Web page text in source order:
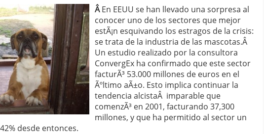
del
ahorro
en
España
05/08/2026
de convenio en pymes: la obligación que muchas empresas
cuando ya es demasiado tarde 20/07/2026
de SIFX: Lo Que Deben Saber los Traders Mexicanos Antes de
29/06/2026
empresa online vs proceso tradicional: ventajas reales para pymes
05/2026
afrontar una baja mÃ©dica cuando trabajas por cuenta propia
05/2026
ÂEn EEUU se han llevado una sorpresa al
conocer uno de los sectores que mejor
estÃ¡n esquivando los estragos de la crisis:
se trata de la industria de las mascotas.Â
Un estudio realizado por la consultora
ConvergEx ha confirmado que este sector
facturÃ³ 53.000 millones de euros en el
Ãºltimo aÃ±o. Esto implica continuar la
tendencia alcistaÂ imparable que
comenzÃ³ en 2001, facturando 37,300
millones, y que ha permitido al sector un
desde entonces.